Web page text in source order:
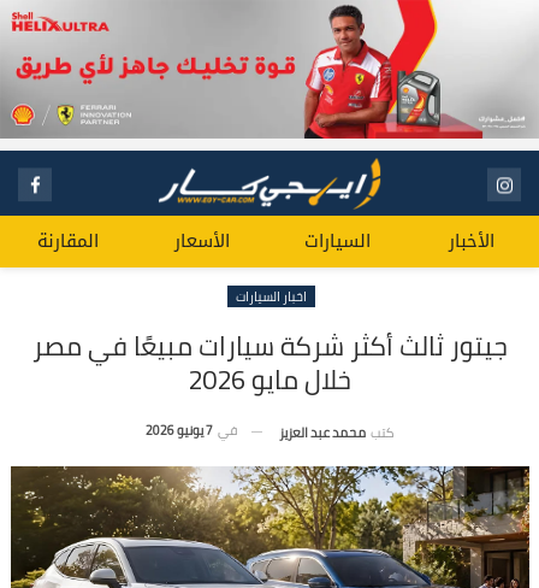
الأخبار السيارات الأسعار المقارنة
اخبار السيارات
جيتور ثالث أكثر شركة سيارات مبيعًا في مصر
خلال مايو 2026
كتب محمد عبد العزيز في 7 يونيو 2026